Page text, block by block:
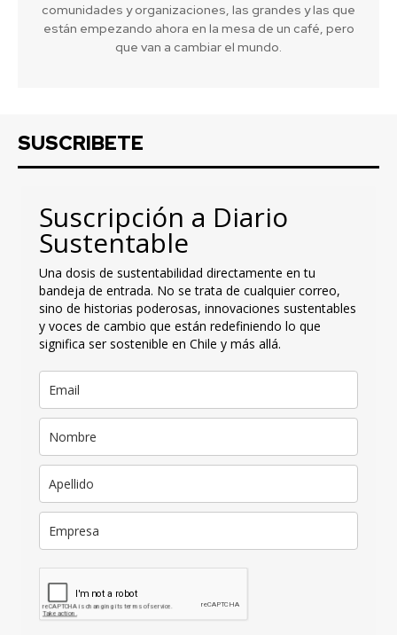
comunidades y organizaciones, las grandes y las que
están empezando ahora en la mesa de un café, pero
que van a cambiar el mundo.
SUSCRIBETE
Suscripción a Diario
Sustentable
Una dosis de sustentabilidad directamente en tu
bandeja de entrada. No se trata de cualquier correo,
sino de historias poderosas, innovaciones sustentables
y voces de cambio que están redefiniendo lo que
significa ser sostenible en Chile y más allá.